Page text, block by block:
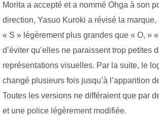
Morita a accepté et a nommé Ohga à son
direction, Yasuo Kuroki a révisé la
« S » légèrement plus grandes que « O, »
d’éviter qu’elles ne paraissent trop petites
représentations visuelles. Par la suite, le
changé plusieurs fois jusqu’à l’apparition
Toutes les versions ne différaient que par
et une police légèrement modifiée.